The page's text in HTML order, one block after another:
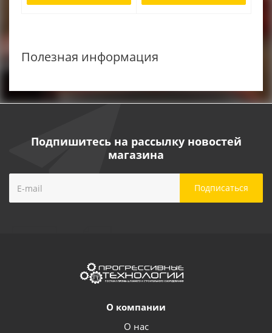
Полезная информация
Подпишитесь на рассылку новостей
магазина
О компании
О нас